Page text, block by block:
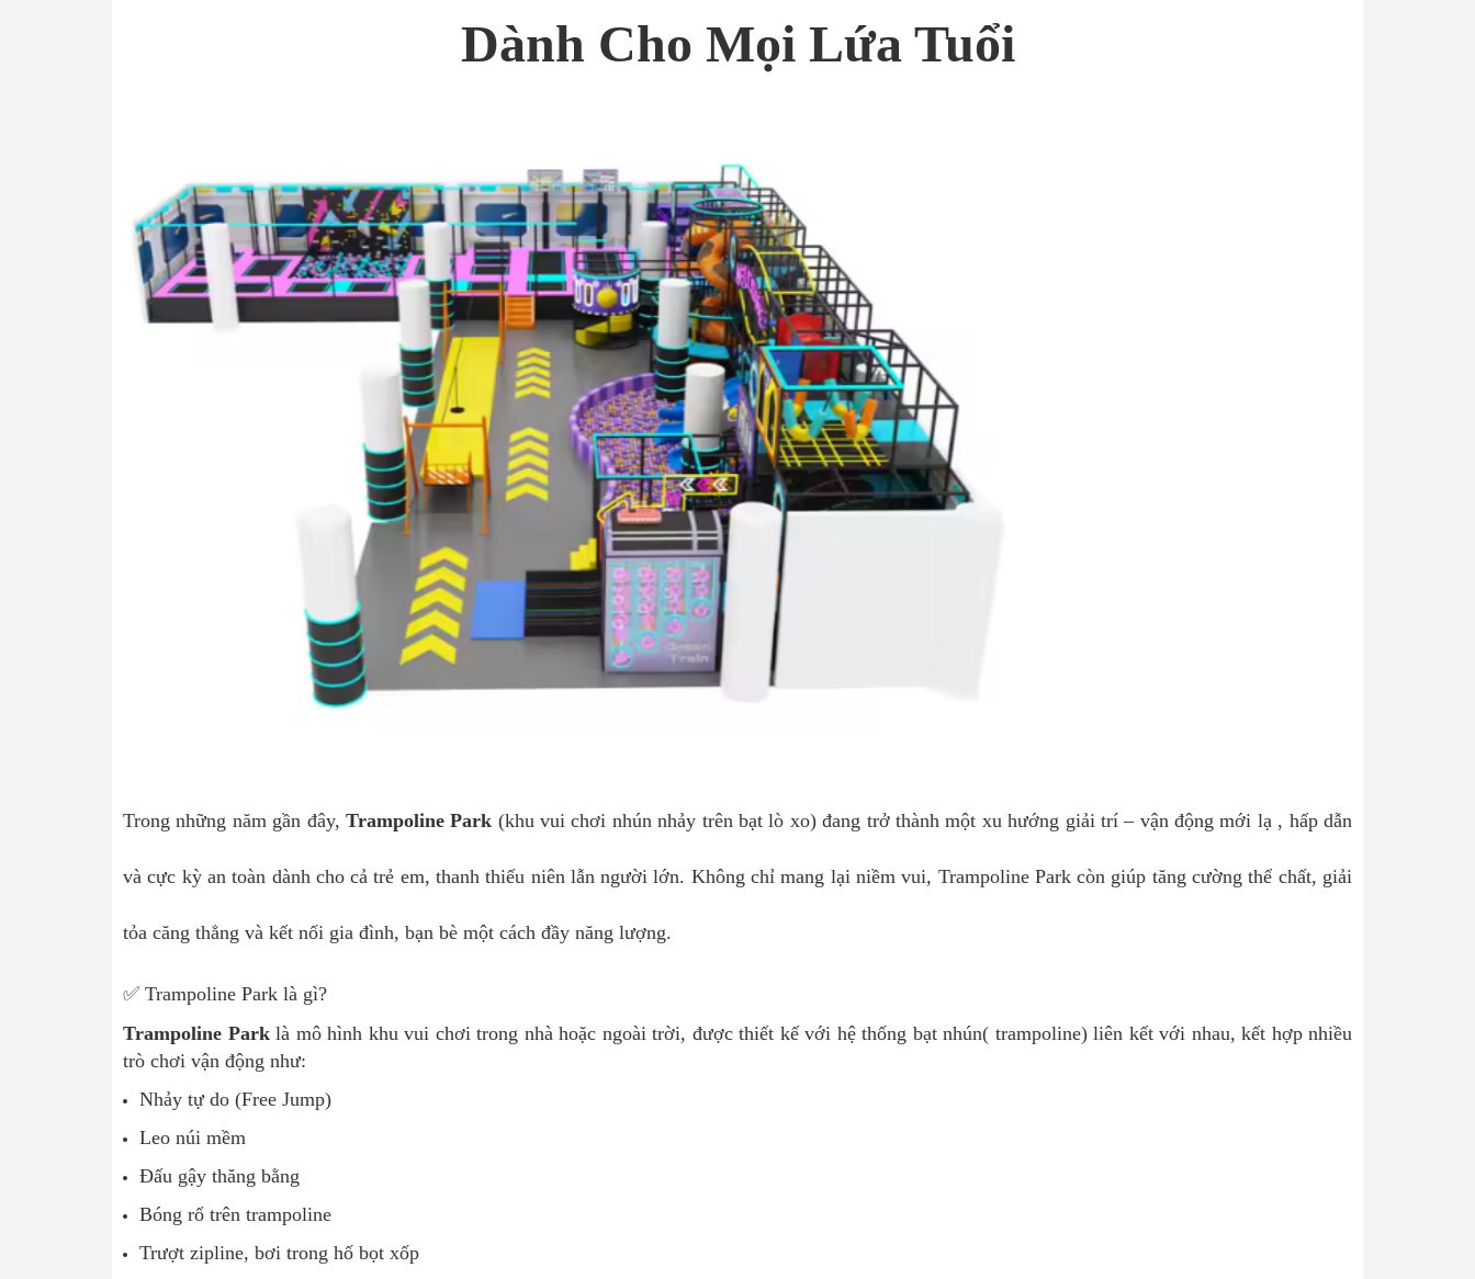
Dành Cho Mọi Lứa Tuổi
Trong những năm gần đây, Trampoline Park (khu vui chơi nhún nhảy trên bạt lò xo) đang trở thành một xu hướng giải trí – vận động mới lạ , hấp dẫn
và cực kỳ an toàn dành cho cả trẻ em, thanh thiếu niên lẫn người lớn. Không chỉ mang lại niềm vui, Trampoline Park còn giúp tăng cường thể chất, giải
tỏa căng thẳng và kết nối gia đình, bạn bè một cách đầy năng lượng.
✅ Trampoline Park là gì?
Trampoline Parklà mô hình khu vui chơi trong nhà hoặc ngoài trời, được thiết kế với hệ thống bạt nhún( trampoline) liên kết với nhau, kết hợp nhiều
trò chơi vận động như:
Nhảy tự do (Free Jump)
Leo núi mềm
Đấu gậy thăng bằng
Bóng rổ trên trampoline
Trượt zipline, bơi trong hố bọt xốp